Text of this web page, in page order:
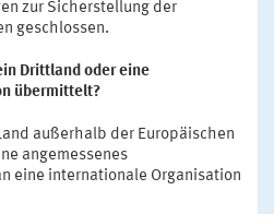
zur Sicherstellung der
geschlossen.
Drittland oder eine
übermittelt?
außerhalb der Europäischen
angemessenes
eine internationale Organisation